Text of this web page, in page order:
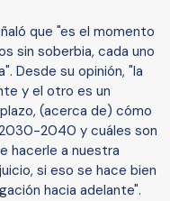
que "es el momento
sin soberbia, cada uno
Desde su opinión, "la
y el otro es un
(acerca de) cómo
2040 y cuáles son
hacerle a nuestra
si eso se hace bien
hacia adelante".